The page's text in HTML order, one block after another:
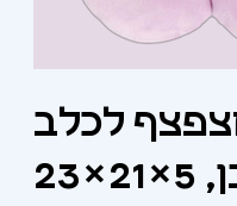
לכלב
פרח סגול לבן, 5×21×23